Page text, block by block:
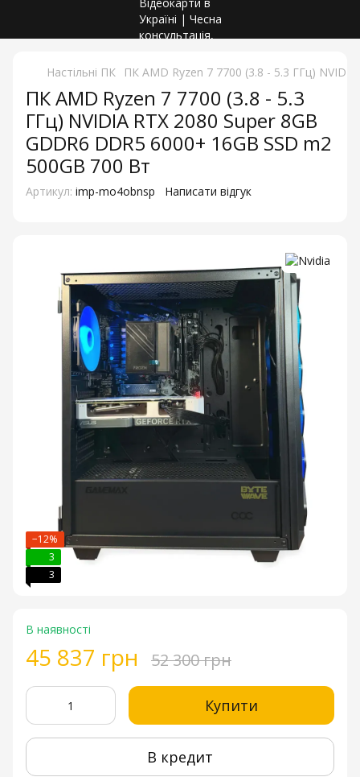
Настільні ПК ПК AMD Ryzen 7 7700 (3.8 - 5.3 ГГц)
ПК AMD Ryzen 7 7700 (3.8 - 5.3
ГГц) NVIDIA RTX 2080 Super 8GB
GDDR6 DDR5 6000+ 16GB SSD m2
500GB 700 Вт
Артикул: imp-mo4obnsp Написати відгук
−12%
3
3
В наявності
45 837 грн 52 300 грн
Купити
В кредит